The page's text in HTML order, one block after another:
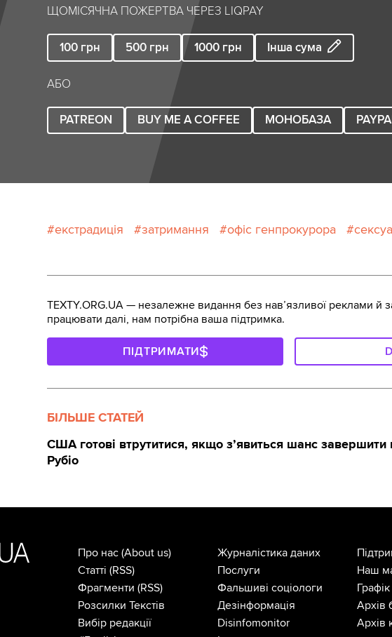
ЩОМІСЯЧНА ПОЖЕРТВА ЧЕРЕЗ LIQPAY
100 грн 500 грн 1000 грн Інша сума
АБО
PATREON BUY ME A COFFEE МОНОБАЗА
екстрадиція затримання офіс генпрокурора
TEXTY.ORG.UA — незалежне видання без навʼязливої реклами й
працювати далі, нам потрібна ваша підтримка.
ПІДТРИМАТИ
БІЛЬШЕ СТАТЕЙ
США готові втрутитися, якщо з’явиться шанс завершити
Рубіо
Про нас (About us)
Статті (RSS)
Фрагменти (RSS)
Розсилки Текстів
Вибір редакції
Журналістика даних
Послуги
Фальшиві соціологи
Дезінформація
Disinfomonitor
Наш
Архів
Архів